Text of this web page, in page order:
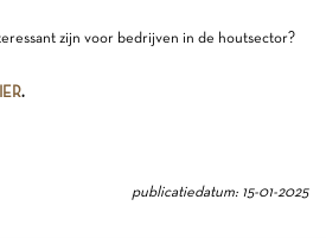
zijn voor bedrijven in de houtsector?
.
publicatiedatum: 15-01-2025